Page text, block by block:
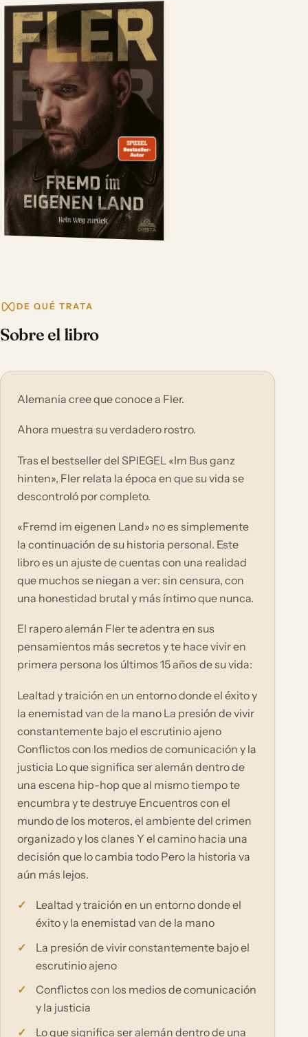
DE QUÉ TRATA
Sobre el libro
Alemania cree que conoce a Fler.
Ahora muestra su verdadero rostro.
Tras el bestseller del SPIEGEL «Im Bus ganz
hinten», Fler relata la época en que su vida se
descontroló por completo.
«Fremd im eigenen Land» no es simplemente
la continuación de su historia personal. Este
libro es un ajuste de cuentas con una realidad
que muchos se niegan a ver: sin censura, con
una honestidad brutal y más íntimo que nunca.
El rapero alemán Fler te adentra en sus
pensamientos más secretos y te hace vivir en
primera persona los últimos 15 años de su vida:
Lealtad y traición en un entorno donde el éxito y
la enemistad van de la mano La presión de vivir
constantemente bajo el escrutinio ajeno
Conflictos con los medios de comunicación y la
justicia Lo que significa ser alemán dentro de
una escena hip-hop que al mismo tiempo te
encumbra y te destruye Encuentros con el
mundo de los moteros, el ambiente del crimen
organizado y los clanes Y el camino hacia una
decisión que lo cambia todo Pero la historia va
aún más lejos.
Lealtad y traición en un entorno donde el
éxito y la enemistad van de la mano
La presión de vivir constantemente bajo el
escrutinio ajeno
Conflictos con los medios de comunicación
y la justicia
Lo que significa ser alemán dentro de una